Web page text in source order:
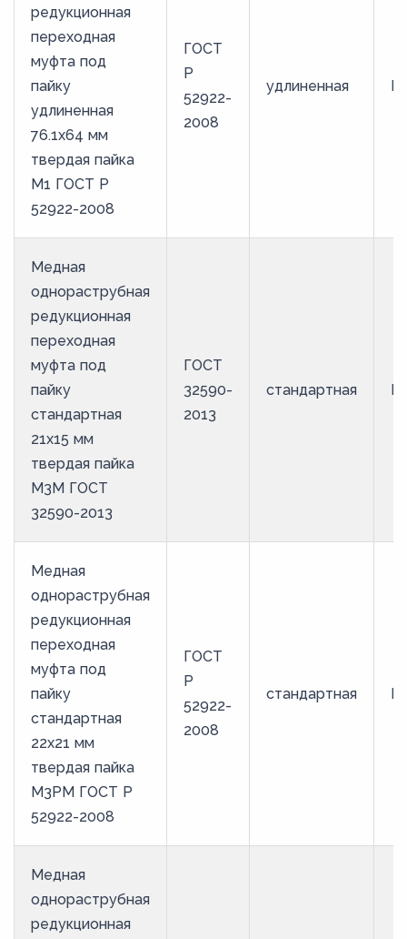
редукционная
переходная
муфта под
пайку
удлиненная
76.1х64 мм
твердая пайка
М1 ГОСТ Р
52922-2008
ГОСТ
Р
52922-
2008
удлиненная
Медная
однораструбная
редукционная
переходная
муфта под
пайку
стандартная
21х15 мм
твердая пайка
М3М ГОСТ
32590-2013
ГОСТ
32590-
2013
стандартная
Медная
однораструбная
редукционная
переходная
муфта под
пайку
стандартная
22х21 мм
твердая пайка
М3РМ ГОСТ Р
52922-2008
ГОСТ
Р
52922-
2008
стандартная
Медная
однораструбная
редукционная